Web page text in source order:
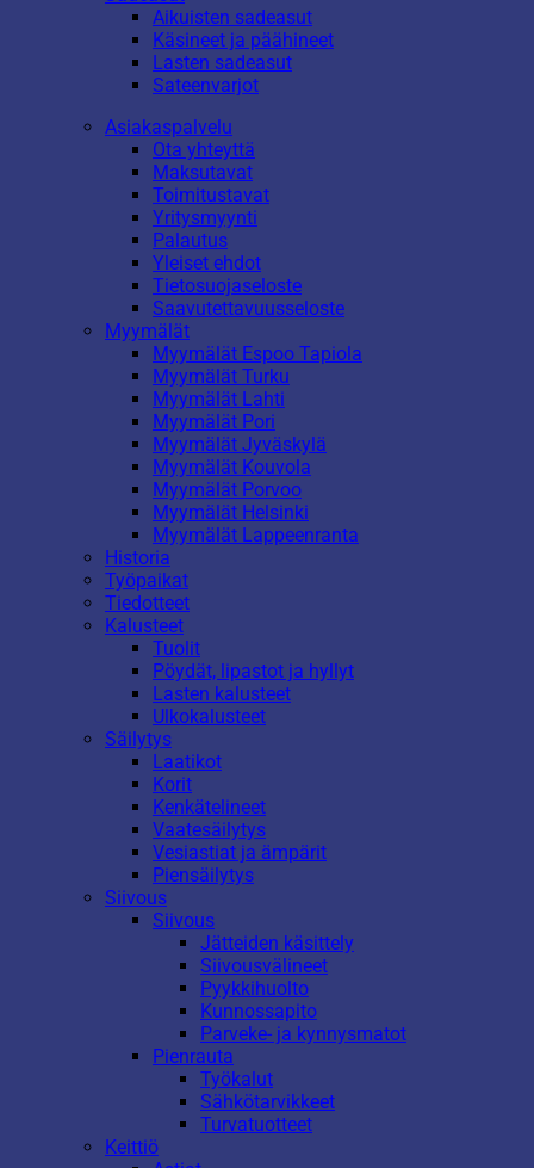
Aikuisten sadeasut
Käsineet ja päähineet
Lasten sadeasut
Sateenvarjot
Asiakaspalvelu
Ota yhteyttä
Maksutavat
Toimitustavat
Yritysmyynti
Palautus
Yleiset ehdot
Tietosuojaseloste
Saavutettavuusseloste
Myymälät
Myymälät Espoo Tapiola
Myymälät Turku
Myymälät Lahti
Myymälät Pori
Myymälät Jyväskylä
Myymälät Kouvola
Myymälät Porvoo
Myymälät Helsinki
Myymälät Lappeenranta
Historia
Työpaikat
Tiedotteet
Kalusteet
Tuolit
Pöydät, lipastot ja hyllyt
Lasten kalusteet
Ulkokalusteet
Säilytys
Laatikot
Korit
Kenkätelineet
Vaatesäilytys
Vesiastiat ja ämpärit
Piensäilytys
Siivous
Siivous
Jätteiden käsittely
Siivousvälineet
Pyykkihuolto
Kunnossapito
Parveke- ja kynnysmatot
Pienrauta
Työkalut
Sähkötarvikkeet
Turvatuotteet
Keittiö